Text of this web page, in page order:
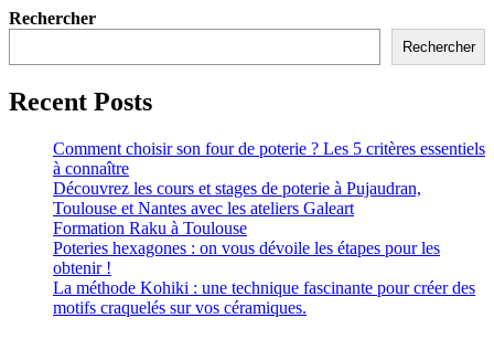
Rechercher
Rechercher
Recent Posts
Comment choisir son four de poterie ? Les 5 critères essentiels
à connaître
Découvrez les cours et stages de poterie à Pujaudran,
Toulouse et Nantes avec les ateliers Galeart
Formation Raku à Toulouse
Poteries hexagones : on vous dévoile les étapes pour les
obtenir !
La méthode Kohiki : une technique fascinante pour créer des
motifs craquelés sur vos céramiques.